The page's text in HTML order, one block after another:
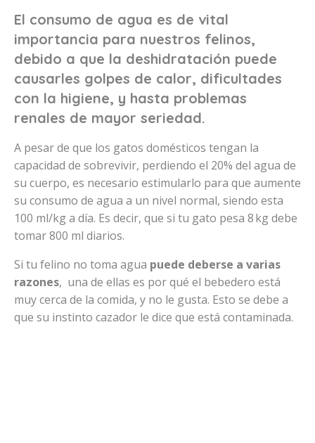
El consumo de agua es de vital
importancia para nuestros felinos,
debido a que la deshidratación puede
causarles golpes de calor, dificultades
con la higiene, y hasta problemas
renales de mayor seriedad.
A pesar de que los gatos domésticos tengan la
capacidad de sobrevivir, perdiendo el 20% del agua de
su cuerpo, es necesario estimularlo para que aumente
su consumo de agua a un nivel normal, siendo esta
100 ml/kg a día. Es decir, que si tu gato pesa 8 kg debe
tomar 800 ml diarios.
Si tu felino no toma agua puede deberse a varias
razones, una de ellas es por qué el bebedero está
muy cerca de la comida, y no le gusta. Esto se debe a
que su instinto cazador le dice que está contaminada.